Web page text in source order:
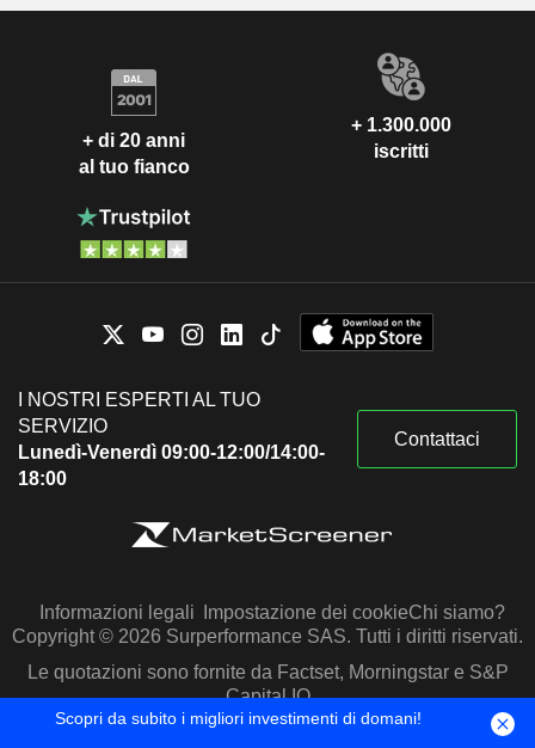
+ di 20 anni
al tuo fianco
+ 1.300.000
iscritti
I NOSTRI ESPERTI AL TUO
SERVIZIO
Lunedì-Venerdì 09:00-12:00/14:00-
18:00
Contattaci
Informazioni legali Impostazione dei cookieChi siamo?
Copyright © 2026 Surperformance SAS. Tutti i diritti riservati.
Le quotazioni sono fornite da Factset, Morningstar e S&P
Capital IQ
Scopri da subito i migliori investimenti di domani!